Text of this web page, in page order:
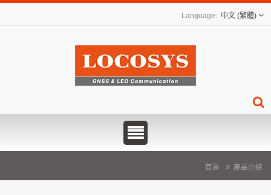
中文 (繁體)
首頁 產品介紹